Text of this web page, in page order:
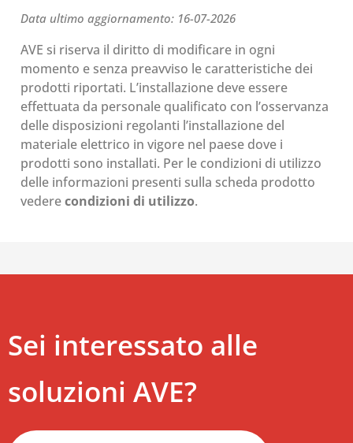
Data ultimo aggiornamento: 16-07-2026
AVE si riserva il diritto di modificare in ogni
momento e senza preavviso le caratteristiche dei
prodotti riportati. L’installazione deve essere
effettuata da personale qualificato con l’osservanza
delle disposizioni regolanti l’installazione del
materiale elettrico in vigore nel paese dove i
prodotti sono installati. Per le condizioni di utilizzo
delle informazioni presenti sulla scheda prodotto
vederecondizioni di utilizzo.
Sei interessato alle
soluzioni AVE?